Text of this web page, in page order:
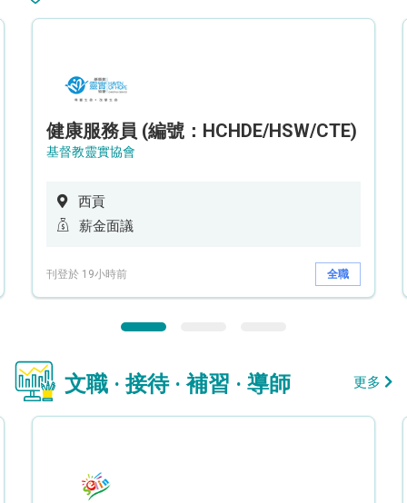
健康服務員 (編號：HCHDE/HSW/CTE)
基督教靈實協會
西貢
薪金面議
刊登於 19小時前 全職
文職 · 接待 · 補習 · 導師 更多